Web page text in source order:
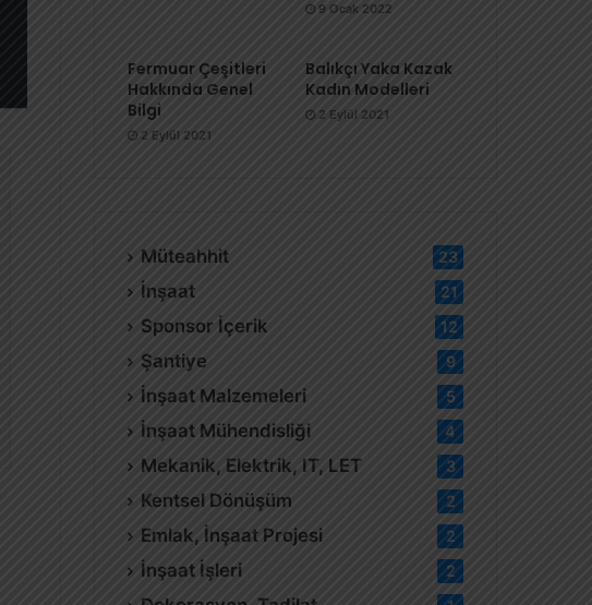
9 Ocak 2022
Fermuar Çeşitleri
Hakkında Genel
Bilgi
2 Eylül 2021
Balıkçı Yaka Kazak
Kadın Modelleri
2 Eylül 2021
Müteahhit 23
İnşaat 21
Sponsor İçerik 12
Şantiye 9
İnşaat Malzemeleri 5
İnşaat Mühendisliği 4
Mekanik, Elektrik, IT, LET 3
Kentsel Dönüşüm 2
Emlak, İnşaat Projesi 2
İnşaat İşleri 2